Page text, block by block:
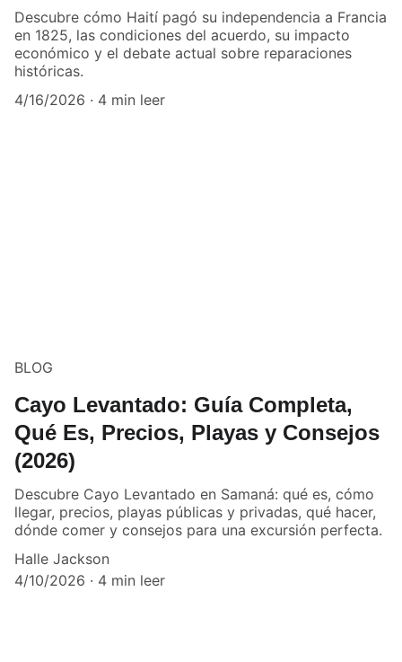
Descubre cómo Haití pagó su independencia a Francia
en 1825, las condiciones del acuerdo, su impacto
económico y el debate actual sobre reparaciones
históricas.
4/16/2026
4 min leer
BLOG
Cayo Levantado: Guía Completa,
Qué Es, Precios, Playas y Consejos
(2026)
Descubre Cayo Levantado en Samaná: qué es, cómo
llegar, precios, playas públicas y privadas, qué hacer,
dónde comer y consejos para una excursión perfecta.
Halle Jackson
4/10/2026
4 min leer